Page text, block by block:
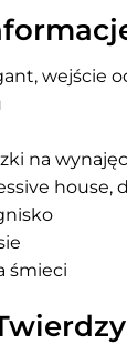
wejście
na
house,
śmieci